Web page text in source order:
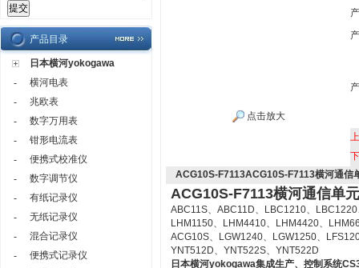
产品目录
日本横河yokogawa
-
横河电表
-
兆欧表
-
数字万用表
-
钳形电流表
-
便携式校准仪
-
数字调节仪
-
有纸记录仪
-
无纸记录仪
-
混合记录仪
-
便携式记录仪
点击放大
ACG10S-F7113ACG10S-F7113横河通信
ACG10S-F7113横河通信单元
ABC11S、ABC11D、LBC1210、
LHM1150、LHM4410、LHM4420、
ACG10S、LGW1240、LGW1250、
YNT512D、YNT522S、YNT522D
日本横河yokogawa集成生产、控制系统